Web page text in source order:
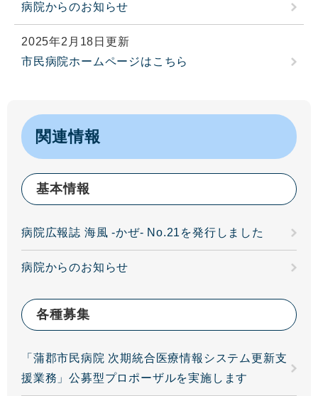
病院からのお知らせ
2025年2月18日更新
市民病院ホームページはこちら
関連情報
基本情報
病院広報誌 海風 -かぜ- No.21を発行しました
病院からのお知らせ
各種募集
「蒲郡市民病院 次期統合医療情報システム更新支
援業務」公募型プロポーザルを実施します